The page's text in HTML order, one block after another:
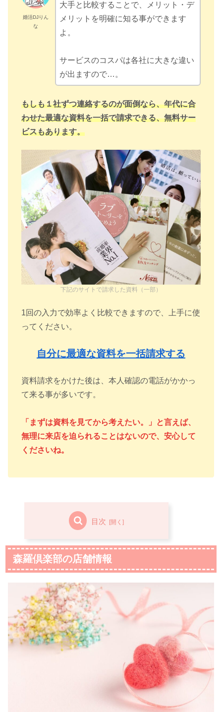
婚活DJりん
な
大手と比較することで、メリット・デ
メリットを明確に知る事ができます
よ。
サービスのコスパは各社に大きな違い
が出ますので…。
もしも１社ずつ連絡するのが面倒なら、年代に合
わせた最適な資料を一括で請求できる、無料サー
ビスもあります。
下記のサイトで請求した資料（一部）
1回の入力で効率よく比較できますので、上手に使
ってください。
自分に最適な資料を一括請求する
資料請求をかけた後は、本人確認の電話がかかっ
て来る事が多いです。
「まずは資料を見てから考えたい。」と言えば、
無理に来店を迫られることはないので、安心して
くださいね。
目次
森羅倶楽部の店舗情報